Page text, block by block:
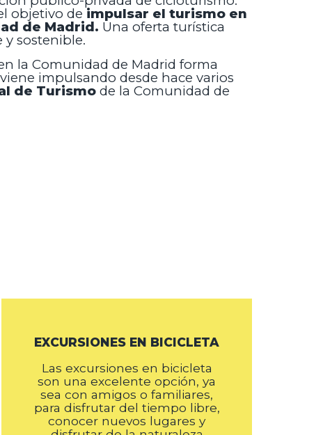
objetivo de impulsar el turismo en
de Madrid. Una oferta turística
y sostenible.
la Comunidad de Madrid forma
impulsando desde hace varios
de Turismo de la Comunidad de
EXCURSIONES EN BICICLETA
Las excursiones en bicicleta
son una excelente opción, ya
sea con amigos o familiares,
para disfrutar del tiempo libre,
conocer nuevos lugares y